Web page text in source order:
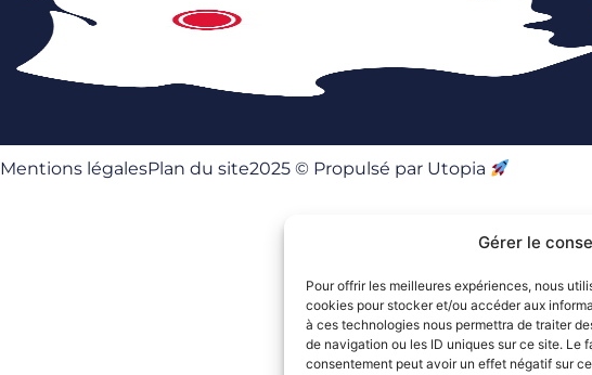
Gérer le
Pour offrir les meilleures expériences, nous
cookies pour stocker et/ou accéder aux
à ces technologies nous permettra de traiter
de navigation ou les ID uniques sur ce site. Le
consentement peut avoir un effet négatif sur
Mentions légalesPlan du site2025 © Propulsé par Utopia